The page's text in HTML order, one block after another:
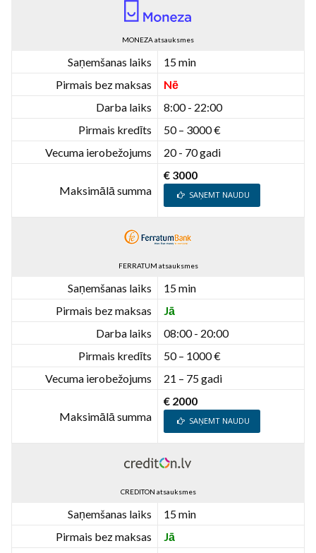
MONEZA atsauksmes
Saņemšanas laiks
15 min
Pirmais bez maksas
Nē
Darba laiks
8:00 - 22:00
Pirmais kredīts
50 – 3000 €
Vecuma ierobežojums
20 - 70 gadi
Maksimālā summa
€ 3000
SAŅEMT NAUDU
FERRATUM atsauksmes
Saņemšanas laiks
15 min
Pirmais bez maksas
Jā
Darba laiks
08:00 - 20:00
Pirmais kredīts
50 – 1000 €
Vecuma ierobežojums
21 – 75 gadi
Maksimālā summa
€ 2000
SAŅEMT NAUDU
CREDITON atsauksmes
Saņemšanas laiks
15 min
Pirmais bez maksas
Jā